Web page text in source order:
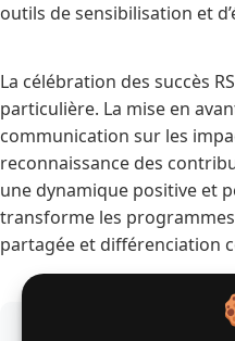
outils de sensibilisation et
La célébration des succès
particulière. La mise en
communication sur les
reconnaissance des
une dynamique positive et
transforme les
partagée et différenciation